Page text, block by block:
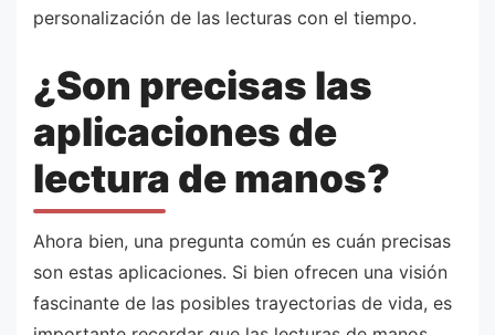
personalización de las lecturas con el tiempo.
¿Son precisas las
aplicaciones de
lectura de manos?
Ahora bien, una pregunta común es cuán precisas
son estas aplicaciones. Si bien ofrecen una visión
fascinante de las posibles trayectorias de vida, es